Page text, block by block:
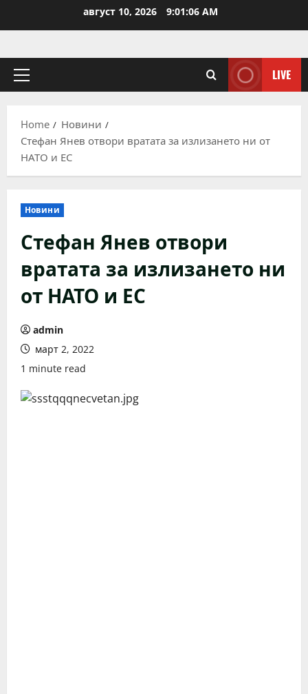
август 10, 2026 9:01:07 AM
Primary
LIVE
Home
Новини
Стефан Янев отвори вратата за излизането ни от
НАТО и ЕС
Новини
Стефан Янев отвори
вратата за излизането ни
от НАТО и ЕС
admin
март 2, 2022
1 minute read